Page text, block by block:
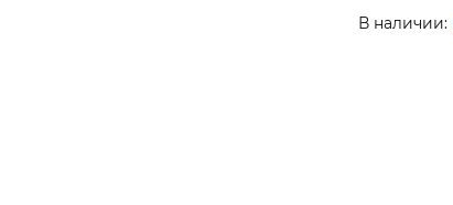
В наличии: